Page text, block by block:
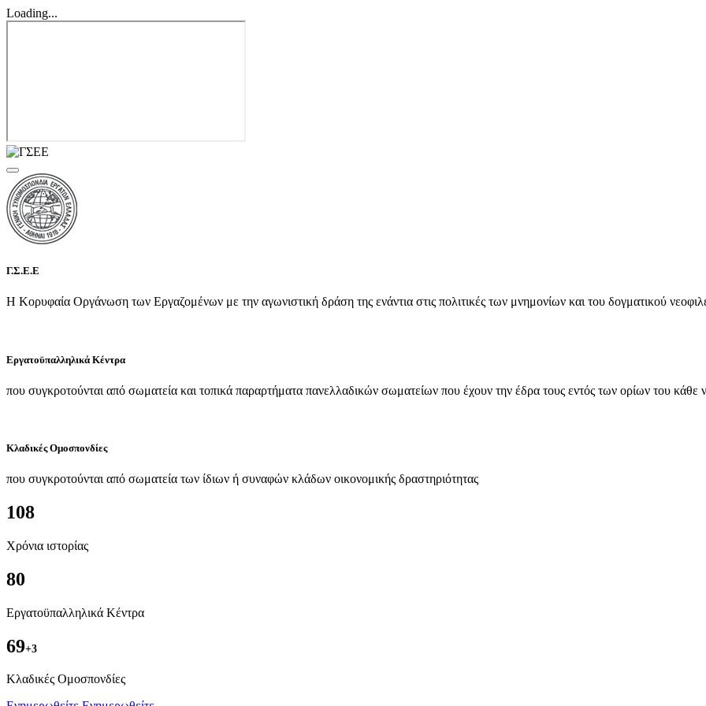
Loading...
Γ.Σ.Ε.Ε
Η Κορυφαία Οργάνωση των Εργαζομένων με την αγωνιστική δράση της ενάντια στις πολιτικές των μνημονίων και του δογματικού
Εργατοϋπαλληλικά Κέντρα
που συγκροτούνται από σωματεία και τοπικά παραρτήματα πανελλαδικών σωματείων που έχουν την έδρα τους εντός των ορίων του κάθε
Κλαδικές Ομοσπονδίες
που συγκροτούνται από σωματεία των ίδιων ή συναφών κλάδων οικονομικής δραστηριότητας
108
Χρόνια ιστορίας
80
Εργατοϋπαλληλικά Κέντρα
69+3
Kλαδικές Ομοσπονδίες